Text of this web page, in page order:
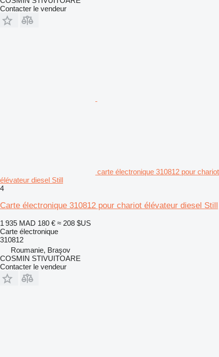
Contacter le vendeur
carte électronique 310812 pour chariot
élévateur diesel Still
4
Carte électronique 310812 pour chariot élévateur diesel Still
1 935 MAD 180 € ≈ 208 $US
Carte électronique
310812
Roumanie, Braşov
COSMIN STIVUITOARE
Contacter le vendeur